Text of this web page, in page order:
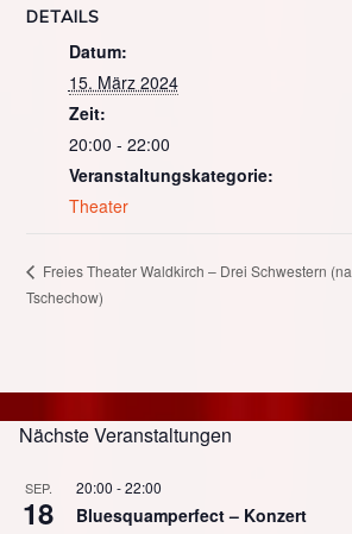
DETAILS
Datum:
15. März 2024
Zeit:
20:00 - 22:00
Veranstaltungskategorie:
Theater
Freies Theater Waldkirch – Drei Schwestern
Tschechow)
Nächste Veranstaltungen
SEP.
18
20:00 -22:00
Bluesquamperfect – Konzert